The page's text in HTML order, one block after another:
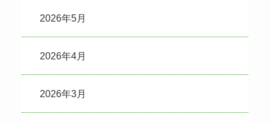
2026年5月
2026年4月
2026年3月